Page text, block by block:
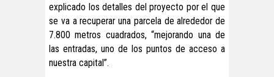
explicado los detalles del proyecto por el que
se va a recuperar una parcela de alrededor de
7.800 metros cuadrados, “mejorando una de
las entradas, uno de los puntos de acceso a
nuestra capital”.